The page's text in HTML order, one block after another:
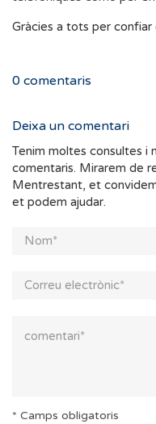
Gràcies a tots per confiar
0 comentaris
Deixa un comentari
Tenim moltes consultes i
comentaris. Mirarem de
Mentrestant, et
et podem ajudar.
* Camps obligatoris